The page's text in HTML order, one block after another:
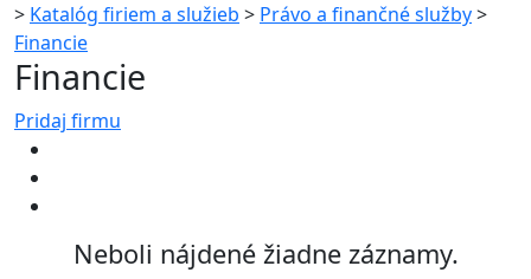
> Katalóg firiem a služieb > Právo a finančné služby>
Financie
Financie
Pridaj firmu
Neboli nájdené žiadne záznamy.